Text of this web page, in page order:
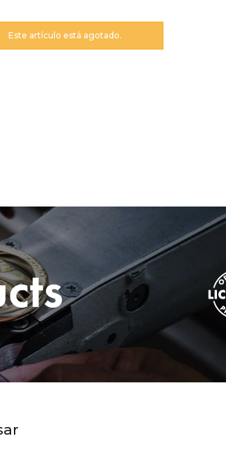
Este artículo está agotado.